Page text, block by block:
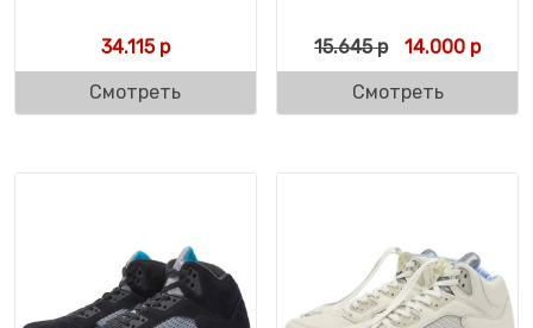
34.115р
Смотреть
15.645р 14.000 р
Смотреть